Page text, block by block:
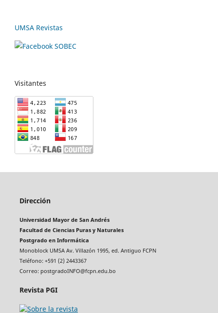
UMSA Revistas
Visitantes
Dirección
Universidad Mayor de San Andrés
Facultad de Ciencias Puras y Naturales
Postgrado en Informática
Monoblock UMSA Av. Villazón 1995, ed. Antiguo FCPN
Teléfono: +591 (2) 2443367
Correo: postgradoINFO@fcpn.edu.bo
Revista PGI